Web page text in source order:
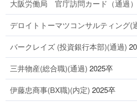
大阪労働局 官庁訪問カード（通過）
デロイトトーマツコンサルティング(
バークレイズ (投資銀行本部)(通過)
三井物産(総合職)(通過) 2025卒
伊藤忠商事(BX職)(内定) 2025卒